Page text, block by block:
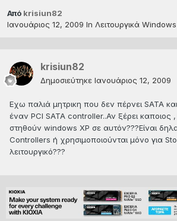
Από krisiun82
Ιανουάριος 12, 2009 In Λειτουργικά Windows
krisiun82
Δημοσιεύτηκε Ιανουάριος 12, 2009
Εχω παλιά μητρικη που δεν πέρνει SATA
έναν PCI SATA controller..Αν ξέρει
στηθούν windows ΧΡ σε αυτόν???Είναι
Controllers ή χρησιμοποιούνται μόνο για
λειτουργικό???